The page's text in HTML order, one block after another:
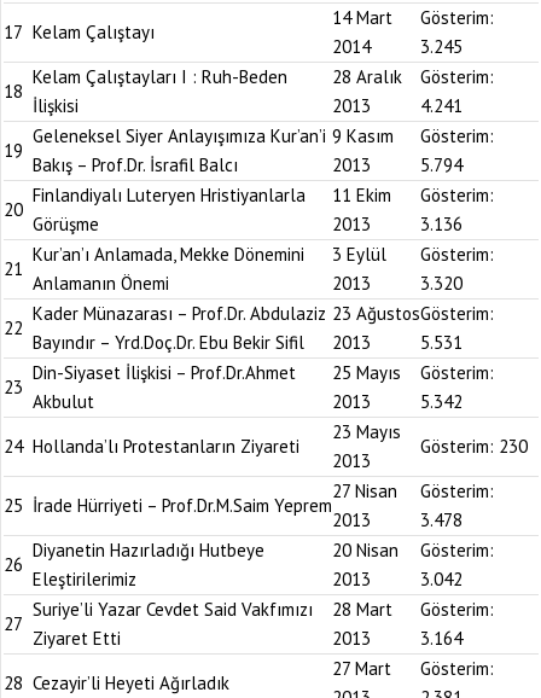
17 Kelam Çalıştayı
14 Mart
2014
Gösterim:
3.245
18
Kelam Çalıştayları I : Ruh-Beden
İlişkisi
28 Aralık
2013
Gösterim:
4.241
19
Geleneksel Siyer Anlayışımıza Kur’an’i
Bakış – Prof.Dr. İsrafil Balcı
9 Kasım
2013
Gösterim:
5.794
20
Finlandiyalı Luteryen Hristiyanlarla
Görüşme
11 Ekim
2013
Gösterim:
3.136
21
Kur’an’ı Anlamada, Mekke Dönemini
Anlamanın Önemi
3 Eylül
2013
Gösterim:
3.320
22
Kader Münazarası – Prof.Dr. Abdulaziz
Bayındır – Yrd.Doç.Dr. Ebu Bekir Sifil
23 Ağustos
2013
Gösterim:
5.531
23
Din-Siyaset İlişkisi – Prof.Dr.Ahmet
Akbulut
25 Mayıs
2013
Gösterim:
5.342
24 Hollanda’lı Protestanların Ziyareti
23 Mayıs
2013
Gösterim: 230
25 İrade Hürriyeti – Prof.Dr.M.Saim Yeprem
27 Nisan
2013
Gösterim:
3.478
26
Diyanetin Hazırladığı Hutbeye
Eleştirilerimiz
20 Nisan
2013
Gösterim:
3.042
27
Suriye’li Yazar Cevdet Said Vakfımızı
Ziyaret Etti
28 Mart
2013
Gösterim:
3.164
28 Cezayir’li Heyeti Ağırladık
27 Mart
Gösterim: